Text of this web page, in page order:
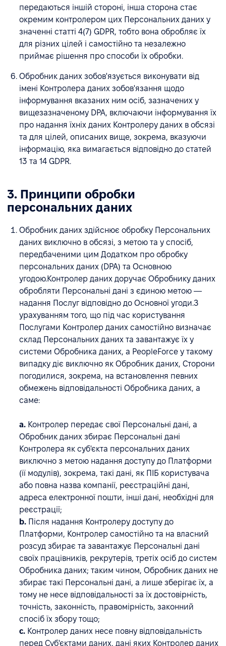
передаються іншій стороні, інша сторона стає
окремим контролером цих Персональних даних у
значенні статті 4(7) GDPR, тобто вона обробляє їх
для різних цілей і самостійно та незалежно
приймає рішення про способи їх обробки.
Обробник даних зобов'язується виконувати від
імені Контролера даних зобов'язання щодо
інформування вказаних ним осіб, зазначених у
вищезазначеному DPA, включаючи інформування їх
про надання їхніх даних Контролеру даних в обсязі
та для цілей, описаних вище, зокрема, вказуючи
інформацію, яка вимагається відповідно до статей
13 та 14 GDPR.
3. Принципи обробки
персональних даних
Обробник даних здійснює обробку Персональних
даних виключно в обсязі, з метою та у спосіб,
передбаченими цим Додатком про обробку
персональних даних (DPA) та Основною
угодою.Контролер даних доручає Обробнику даних
обробляти Персональні дані з єдиною метою —
надання Послуг відповідно до Основної угоди.З
урахуванням того, що під час користування
Послугами Контролер даних самостійно визначає
склад Персональних даних та завантажує їх у
системи Обробника даних, а PeopleForce у такому
випадку діє виключно як Обробник даних, Сторони
погодилися, зокрема, на встановлення певних
обмежень відповідальності Обробника даних, а
саме:
a. Контролер передає свої Персональні дані, а
Обробник даних збирає Персональні дані
Контролера як суб'єкта персональних даних
виключно з метою надання доступу до Платформи
(її модулів), зокрема, такі дані, як ПІБ користувача
або повна назва компанії, реєстраційні дані,
адреса електронної пошти, інші дані, необхідні для
реєстрації;
b. Після надання Контролеру доступу до
Платформи, Контролер самостійно та на власний
розсуд збирає та завантажує Персональні дані
своїх працівників, рекрутерів, третіх осіб до систем
Обробника даних; таким чином, Обробник даних не
збирає такі Персональні дані, а лише зберігає їх, а
тому не несе відповідальності за їх достовірність,
точність, законність, правомірність, законний
спосіб їх збору тощо;
c. Контролер даних несе повну відповідальність
перед Суб'єктами даних, дані яких Контролер даних